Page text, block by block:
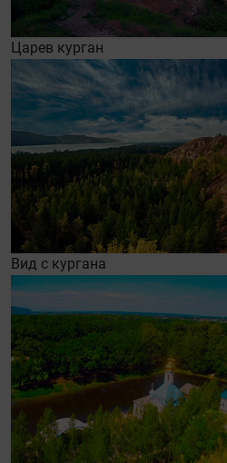
Царев курган
Вид с кургана